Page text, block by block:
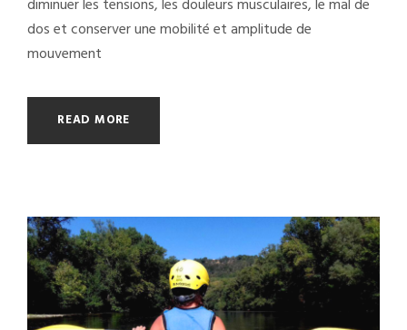
diminuer les tensions, les douleurs musculaires, le mal de
dos et conserver une mobilité et amplitude de
mouvement
READ MORE